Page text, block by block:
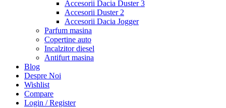
Accesorii Dacia Duster 3
Accesorii Duster 2
Accesorii Dacia Jogger
Parfum masina
Copertine auto
Incalzitor diesel
Antifurt masina
Blog
Despre Noi
Wishlist
Compare
Login / Register